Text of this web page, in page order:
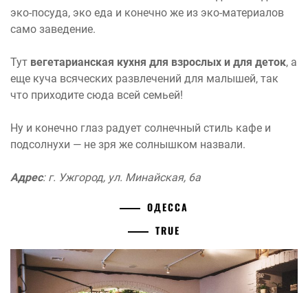
эко-посуда, эко еда и конечно же из эко-материалов
само заведение.
Тут вегетарианская кухня для взрослых и для деток, а
еще куча всяческих развлечений для малышей, так
что приходите сюда всей семьей!
Ну и конечно глаз радует солнечный стиль кафе и
подсолнухи — не зря же солнышком назвали.
Адрес: г. Ужгород, ул. Минайская, 6а
ОДЕССА
TRUE